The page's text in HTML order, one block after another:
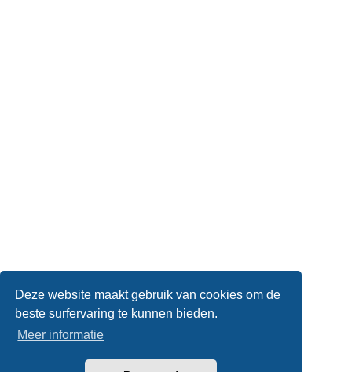
Deze website maakt gebruik van cookies om de
beste surfervaring te kunnen bieden.
Meer informatie